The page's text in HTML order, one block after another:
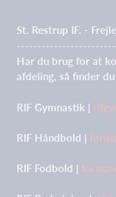
St. Restrup IF. -
Har du brug for at
afdeling, så finder
RIF Gymnastik |
RIF Håndbold |
RIF Fodbold |